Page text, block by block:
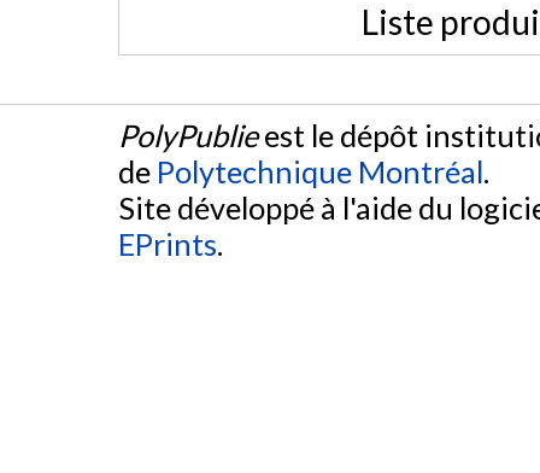
Liste
PolyPublieest le dépôt
de Polytechnique Montréal.
Site développé à l'aide du
EPrints.